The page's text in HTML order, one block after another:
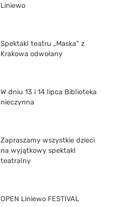
Liniewo
Spektakl teatru „Maska” z
Krakowa odwołany
W dniu 13 i 14 lipca Biblioteka
nieczynna
Zapraszamy wszystkie dzieci
na wyjątkowy spektakl
teatralny
OPEN Liniewo FESTIVAL